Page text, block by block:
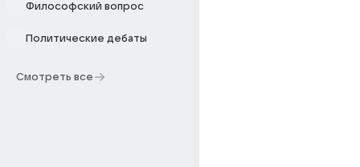
Философский вопрос
Политические дебаты
Смотреть все